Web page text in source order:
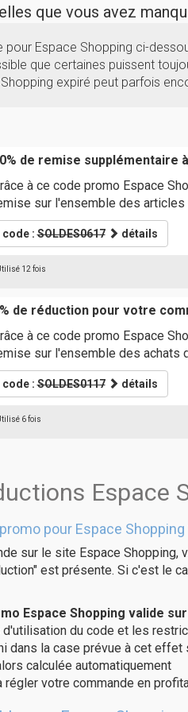
que vous avez
pour Espace Shopping ci-
que certaines puissent
expiré peut parfois
de remise supplémentaire
à ce code promo Espace
sur l'ensemble des
code :SOLDES0617 détails
12 fois
de réduction pour votre
à ce code promo Espace
sur l'ensemble des achats
code :SOLDES0117 détails
6 fois
Espace
pour Espace Shopping
sur le site Espace Shopping,
est présente. Si c'est le
Espace Shopping valide
du code et les
dans la case prévue à cet effet
calculée automatiquement
votre commande en